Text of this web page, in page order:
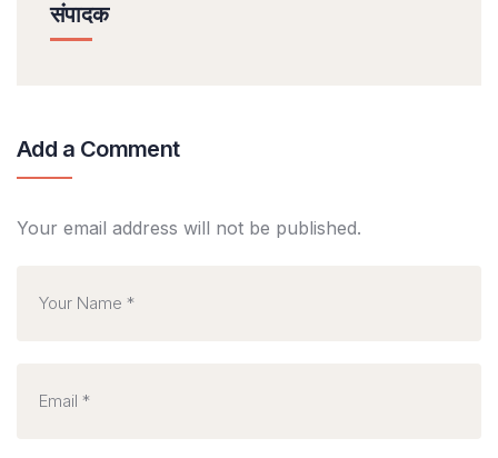
संपादक
Add a Comment
Your email address will not be published.